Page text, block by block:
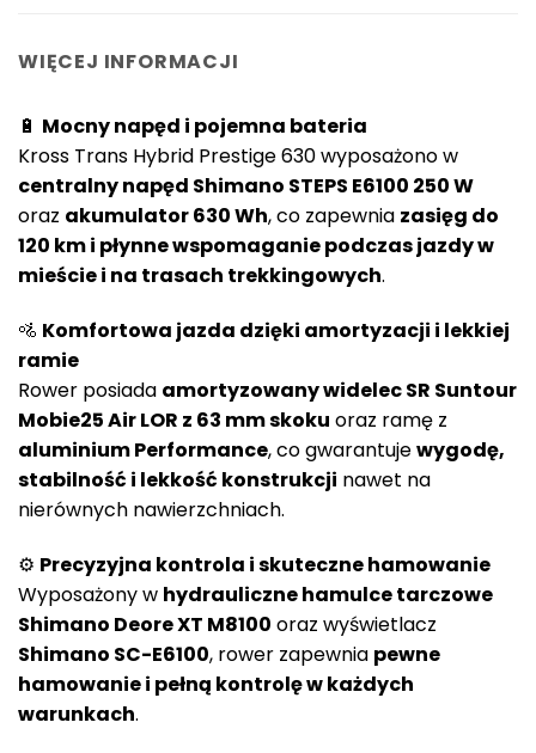
WIĘCEJ INFORMACJI
🔋 Mocny napęd i pojemna bateria
Kross Trans Hybrid Prestige 630 wyposażono w
centralny napęd Shimano STEPS E6100 250 W
oraz akumulator 630 Wh, co zapewnia zasięg do
120 km i płynne wspomaganie podczas jazdy w
mieście i na trasach trekkingowych.
🚵 Komfortowa jazda dzięki amortyzacji i lekkiej
ramie
Rower posiada amortyzowany widelec SR Suntour
Mobie25 Air LOR z 63 mm skoku oraz ramę z
aluminium Performance, co gwarantujewygodę,
stabilność i lekkość konstrukcji nawet na
nierównych nawierzchniach.
⚙️ Precyzyjna kontrola i skuteczne hamowanie
Wyposażony w hydrauliczne hamulce tarczowe
Shimano Deore XT M8100 oraz wyświetlacz
Shimano SC-E6100, rower zapewnia pewne
hamowanie i pełną kontrolę w każdych
warunkach.